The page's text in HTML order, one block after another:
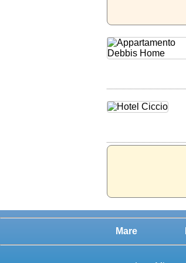
Mare